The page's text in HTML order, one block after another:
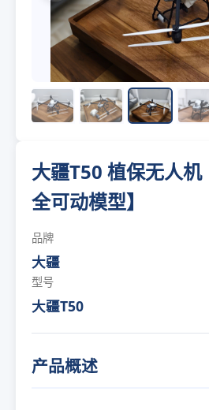
大疆T50 植保无人
全可动模型】
品牌
大疆
型号
大疆T50
产品概述